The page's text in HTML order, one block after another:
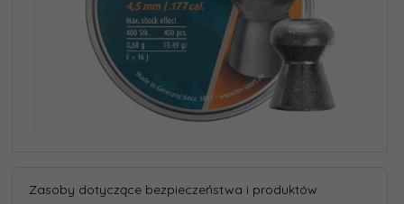
Zasoby dotyczące bezpieczeństwa i produktów